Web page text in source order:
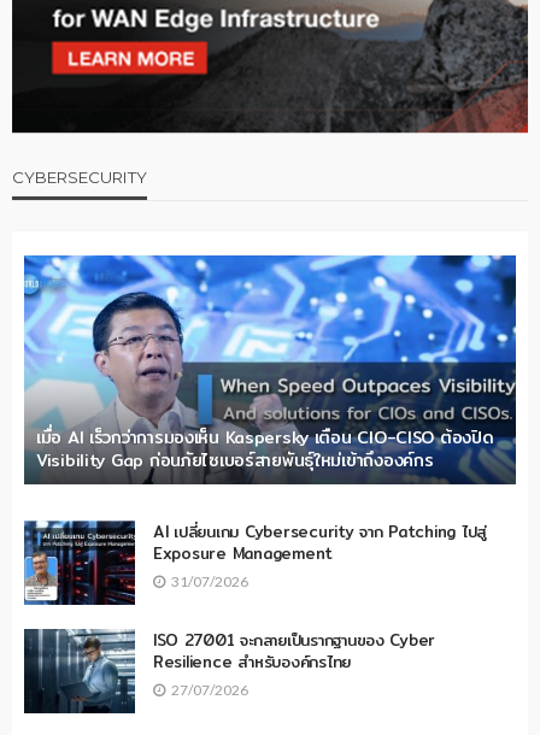
CYBERSECURITY
เมื่อ AI เร็วกว่าการมองเห็น Kaspersky เตือน CIO-CISO ต้องปิด
Visibility Gap ก่อนภัยไซเบอร์สายพันธุ์ใหม่เข้าถึงองค์กร
AI เปลี่ยนเกม Cybersecurity จาก Patching ไปสู่
Exposure Management
31/07/2026
ISO 27001 จะกลายเป็นรากฐานของ Cyber
Resilience สำหรับองค์กรไทย
27/07/2026